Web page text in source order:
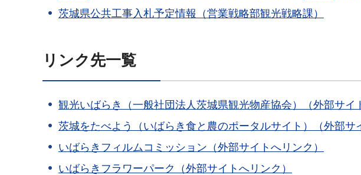
茨城県公共工事入札予定情報（営業戦略部観光戦略課）
リンク先一覧
観光いばらき（一般社団法人茨城県観光物産協会）（外部サイ
茨城をたべよう（いばらき食と農のポータルサイト）（外部サ
いばらきフィルムコミッション（外部サイトへリンク）
いばらきフラワーパーク（外部サイトへリンク）